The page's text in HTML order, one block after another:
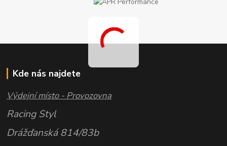
Kde nás najdete
Výdejní místo - Provozovna
Racing Styl
Drážďanská 814/83b